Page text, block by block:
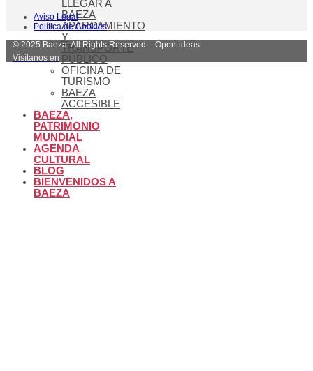
LLEGAR A
BAEZA
APARCAMIENTO
Y
TRANSPORTE
PÚBLICO
OFICINA DE
TURISMO
BAEZA
ACCESIBLE
BAEZA,
PATRIMONIO
MUNDIAL
AGENDA
CULTURAL
BLOG
BIENVENIDOS A
BAEZA
Aviso Legal
Política de Cookies
© 2025 Baeza. All Rights Reserved. - Open-ideas
Visítanos en